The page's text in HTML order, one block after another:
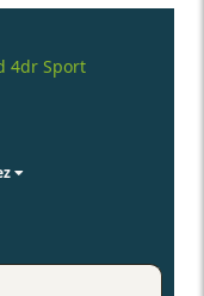
4dr Sport